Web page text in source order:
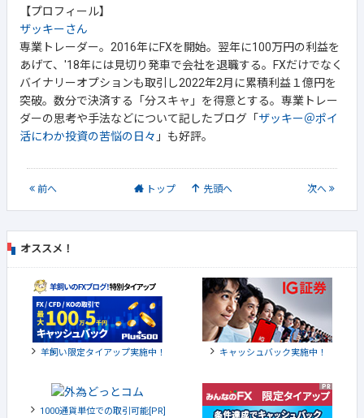
【プロフィール】
ザッキーさん
専業トレーダー。2016年にFXを開始。翌年に100万円の利益を
あげて、'18年には見切り発車で会社を退職する。FXだけでなく
バイナリーオプションも取引し2022年2月に累積利益１億円を
突破。数分で決済する「分スキャ」を得意とする。専業トレー
ダーの思考や手法などについて記したブログ「 ザッキー＠ポイ
活にわか投資の苦悩の日々 」も好評。
前へ トップ 先頭へ 次へ
オススメ！
羊飼い限定タイアップ実施中！ キャッシュバック実施中！
1000通貨単位での取引可能[PR]